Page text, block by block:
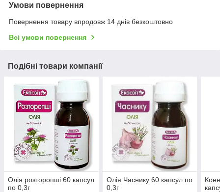
Умови повернення
Повернення товару впродовж 14 днів безкоштовно
Всі умови повернення
Подібні товари компанії
Олія розторопші 60 капсул
по 0,3г
Олія Часнику 60 капсул по
0,3г